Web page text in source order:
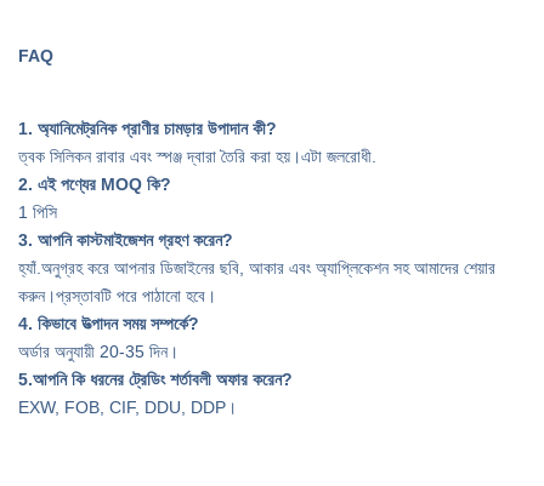
FAQ
1. অ্যানিমেট্রনিক প্রাণীর চামড়ার উপাদান কী?
ত্বক সিলিকন রাবার এবং স্পঞ্জ দ্বারা তৈরি করা হয়।এটা জলরোধী.
2. এই পণ্যের MOQ কি?
1 পিসি
3. আপনি কাস্টমাইজেশন গ্রহণ করেন?
হ্যাঁ.অনুগ্রহ করে আপনার ডিজাইনের ছবি, আকার এবং অ্যাপ্লিকেশন সহ আমাদের শেয়ার
করুন।প্রস্তাবটি পরে পাঠানো হবে।
4. কিভাবে উত্পাদন সময় সম্পর্কে?
অর্ডার অনুযায়ী 20-35 দিন।
5.আপনি কি ধরনের ট্রেডিং শর্তাবলী অফার করেন?
EXW, FOB, CIF, DDU, DDP।